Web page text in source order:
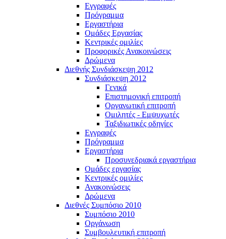
Εγγραφές
Πρόγραμμα
Εργαστήρια
Ομάδες Εργασίας
Κεντρικές ομιλίες
Προφορικές Ανακοινώσεις
Δρώμενα
Διεθνής Συνδιάσκεψη 2012
Συνδιάσκεψη 2012
Γενικά
Επιστημονική επιτροπή
Οργανωτική επιτροπή
Ομιλητές - Εμψυχωτές
Ταξιδιωτικές οδηγίες
Εγγραφές
Πρόγραμμα
Εργαστήρια
Προσυνεδριακά εργαστήρια
Ομάδες εργασίας
Κεντρικές ομιλίες
Ανακοινώσεις
Δρώμενα
Διεθνές Συμπόσιο 2010
Συμπόσιο 2010
Οργάνωση
Συμβουλευτική επιτροπή